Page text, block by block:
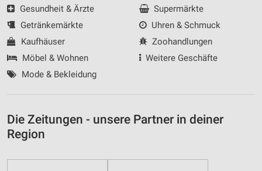
Gesundheit & Ärzte
Getränkemärkte
Kaufhäuser
Möbel & Wohnen
Mode & Bekleidung
Supermärkte
Uhren & Schmuck
Zoohandlungen
Weitere Geschäfte
Die Zeitungen - unsere Partner in deiner
Region